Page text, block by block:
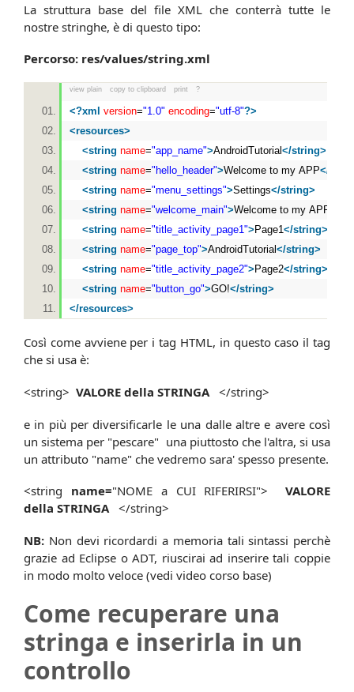
La struttura base del file XML che conterrà tutte le
nostre stringhe, è di questo tipo:
Percorso: res/values/string.xml
view plain copy to clipboard print ?
<?xml version="1.0" encoding="utf-8"?>
<resources>
<string name="app_name">AndroidTutorial</string>
<string name="hello_header">Welcome to my APP</
<string name="menu_settings">Settings</string>
<string name="welcome_main">Welcome to my APP
<string name="title_activity_page1"> Page1</string>
<string name="page_top">AndroidTutorial</string>
<string name="title_activity_page2"> Page2</string>
<string name="button_go">GO!</string>
</resources>
Così come avviene per i tag HTML, in questo caso il tag
che si usa è:
<string> VALORE della STRINGA </string>
e in più per diversificarle le una dalle altre e avere così
un sistema per "pescare" una piuttosto che l'altra, si usa
un attributo "name" che vedremo sara' spesso presente.
<string name="NOME a CUI RIFERIRSI">VALORE
della STRINGA</string>
NB: Non devi ricordardi a memoria tali sintassi perchè
grazie ad Eclipse o ADT, riuscirai ad inserire tali coppie
in modo molto veloce (vedi video corso base)
Come recuperare una
stringa e inserirla in un
controllo